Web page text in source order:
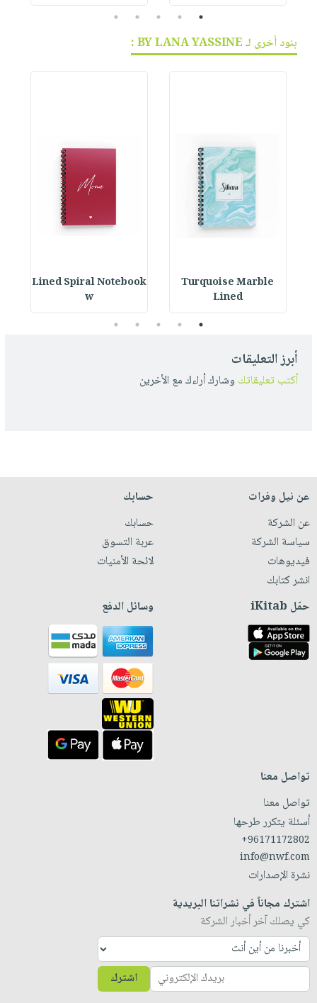
1
2
3
4
5
بنود أخرى لـ BY LANA YASSINE :
Turquoise Marble
Lined
Lined Spiral Notebook
w
1
2
3
4
5
أبرز التعليقات
أكتب تعليقاتك وشارك أراءك مع الأخرين
عن نيل وفرات
عن الشركة
سياسة الشركة
فيديوهات
انشر كتابك
حسابك
حسابك
عربة التسوق
لائحة الأمنيات
حمّل iKitab وسائل الدفع
تواصل معنا
تواصل معنا
أسئلة يتكرر طرحها
+96171172802
info@nwf.com
نشرة الإصدارات
اشترك مجاناً في نشراتنا البريدية
كي يصلك آخر أخبار الشركة
اشترك